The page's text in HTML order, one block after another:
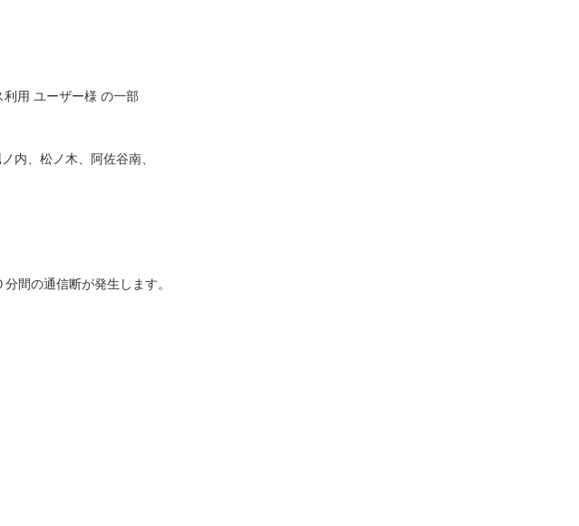
用 ユーザー様 の一部
内、松ノ木、阿佐谷南、
間の通信断が発生します。